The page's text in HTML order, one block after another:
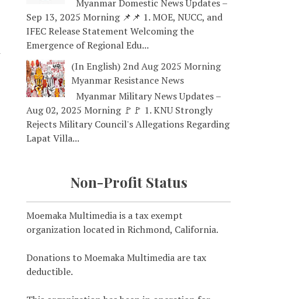
Myanmar Domestic News Updates –
Sep 13, 2025 Morning 📌📌 1. MOE, NUCC, and
IFEC Release Statement Welcoming the
Emergence of Regional Edu...
(In English) 2nd Aug 2025 Morning
Myanmar Resistance News
Myanmar Military News Updates –
Aug 02, 2025 Morning 🚩🚩 1. KNU Strongly
Rejects Military Council's Allegations Regarding
Lapat Villa...
Non-Profit Status
Moemaka Multimedia is a tax exempt
organization located in Richmond, California.
Donations to Moemaka Multimedia are tax
deductible.